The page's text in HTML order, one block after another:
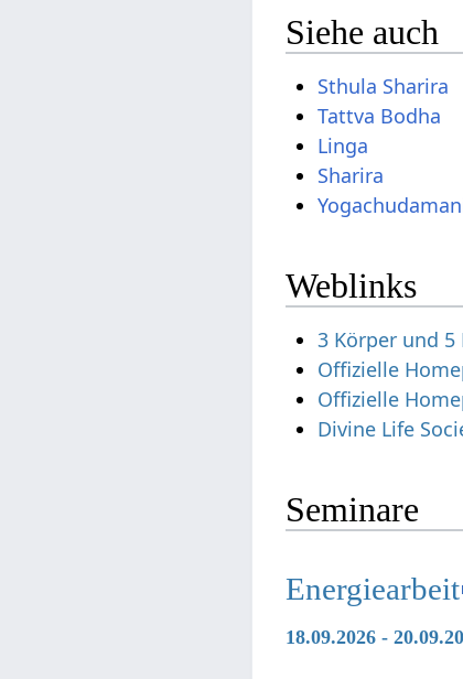
Siehe auch
Sthula Sharira
Tattva Bodha
Linga
Sharira
Weblinks
3 Körper und 5
Offizielle
Offizielle
Divine Life
Seminare
Energiearbeit
18.09.2026 -